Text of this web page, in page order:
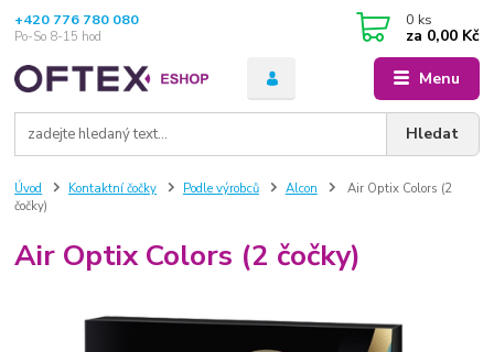
Menu
Hledat
+420 776 780 080
Po-So 8-15 hod
0 ks
za 0,00 Kč
Úvod Kontaktní čočky Podle výrobců Alcon
Air Optix Colors (2
čočky)
Air Optix Colors (2 čočky)